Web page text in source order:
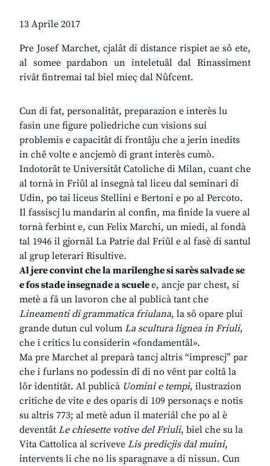
13 Aprile 2017
Pre Josef Marchet, cjalât di distance rispiet ae sô ete,
al somee pardabon un inteletuâl dal Rinassiment
rivât fintremai tal biel mieç dal Nûfcent.
Cun di fat, personalitât, preparazion e interès lu
fasin une figure poliedriche cun visions sui
problemis e capacitât di frontâju che a jerin inedits
in chê volte e ancjemò di grant interès cumò.
Indotorât te Universitât Catoliche di Milan, cuant che
al tornà in Friûl al insegnà tal liceu dal seminari di
Udin, po tai liceus Stellini e Bertoni e po al Percoto.
Il fassiscj lu mandarin al confin, ma finide la vuere al
tornà ferbint e, cun Felix Marchi, un miedi, al fondà
tal 1946 il gjornâl La Patrie dal Friûl e al fasè di santul
al grup leterari Risultive.
Aljereconvintchelamarilenghesisarèssalvadese
e fos stadeinsegnadeascuelee, ancje par chest, si
metè a fâ un lavoron che al publicà tant che
Lineamenti di grammatica friulana, la sô opare plui
grande dutun cul volum La scultura lignea in Friuli,
che i critics lu considerin «fondamentâl».
Ma pre Marchet al preparà tancj altris “imprescj” par
che i furlans no podessin dî di no vênt par coltâ la
lôr identitât. Al publicà Uomini e tempi, ilustrazion
critiche de vite e des oparis di 109 personaçs e notis
su altris 773; al metè adun il materiâl che po al è
deventât Le chiesette votive del Friuli, biel che su la
Vita Cattolica al scriveve Lis predicjis dal muini,
intervents li che no lis sparagnave a di nissun. Cun